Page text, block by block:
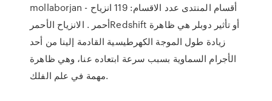
mollaborjan - أقسام المنتدى عدد الاقسام: 119 انزياح
أحمر . الانزياح الأحمرRedshift أو تأثير دوبلر هي ظاهرة
زيادة طول الموجة الكهرطيسية القادمة إلينا من أحد
الأجرام السماوية بسبب سرعة ابتعاده عنا، وهي ظاهرة
مهمة في علم الفلك.